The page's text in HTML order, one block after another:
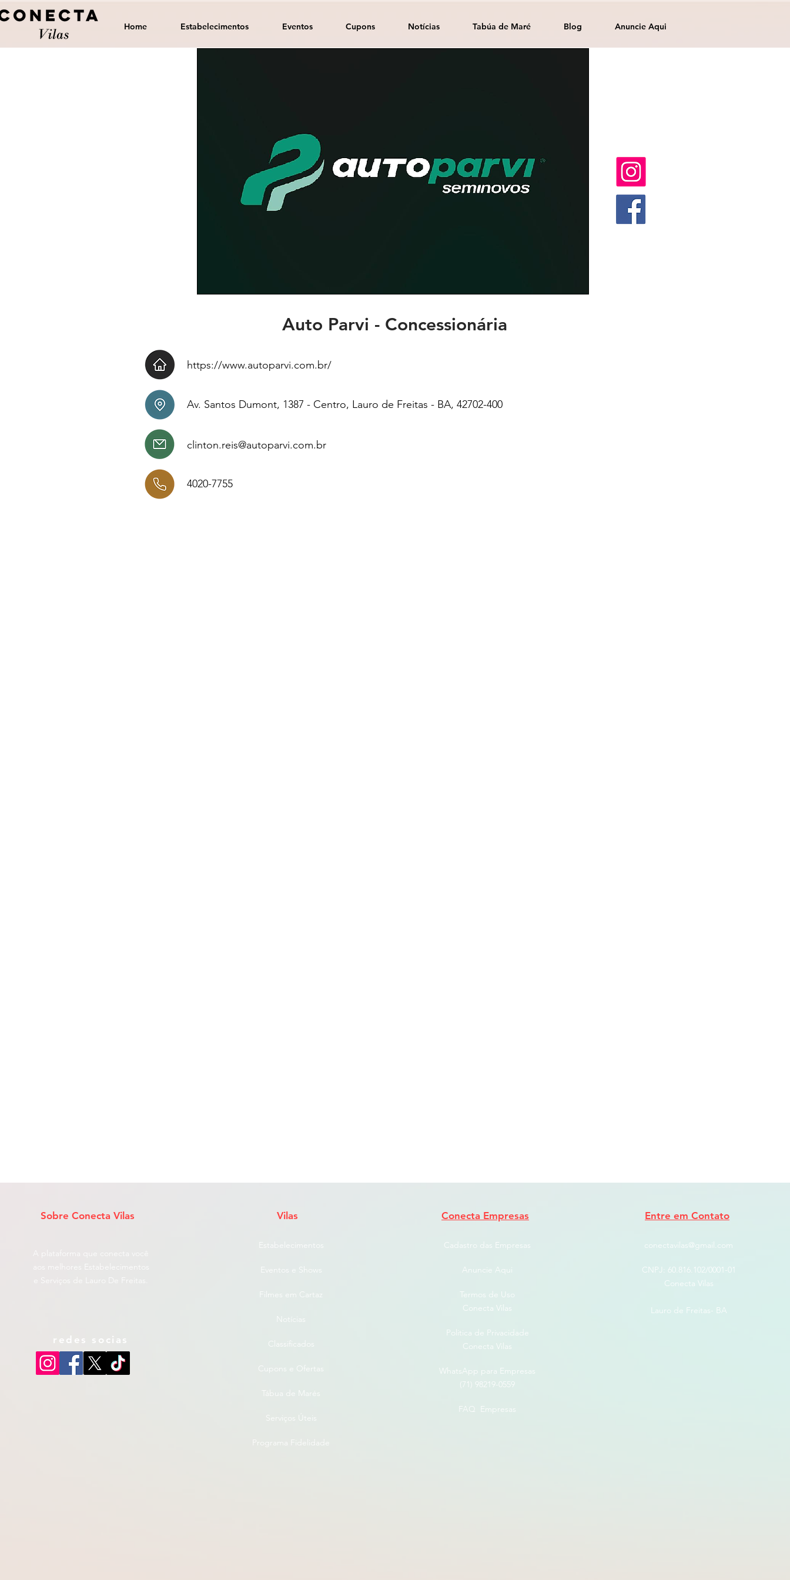
Home Estabelecimentos Eventos Cupons Notícias Tabúa de Maré Blog Anuncie Aqui
Auto Parvi - Concessionária
https://www.autoparvi.com.br/
Av. Santos Dumont, 1387 - Centro, Lauro de Freitas - BA, 42702-400
clinton.reis@autoparvi.com.br
4020-7755
Sobre Conecta Vilas
A plataforma que conecta você
aos melhores Estabelecimentos
redes socias
Vilas
Estabelecimentos
Eventos e Shows
Filmes em Cartaz
Notícias
Classificados
Cupons e Ofertas
Tábua de Marés
Serviços Úteis
Programa Fidelidade
Conecta Empresas
Cadastro das Empresas
Anuncie Aqui
Termos de Uso
Conecta Vilas
Politica de Privacidade
Conecta Vilas
WhatsApp para Empresas
(71) 98219-0559
FAQ Empresas
Entre em Contato
conectavilas@gmail.com
CNPJ: ​60.816.102/0001-01
Conecta Vilas
Lauro de Freitas- BA